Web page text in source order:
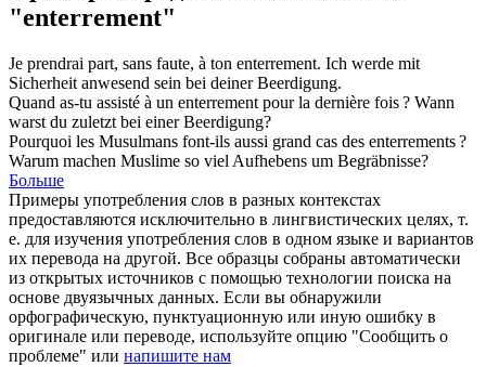
"enterrement"
Je prendrai part, sans faute, à ton enterrement. Ich werde mit
Sicherheit anwesend sein bei deinerBeerdigung.
Quand as-tu assisté à un enterrement pour la dernière fois ? Wann
warst du zuletzt bei einerBeerdigung?
Pourquoi les Musulmans font-ils aussi grand cas des enterrements?
Warum machen Muslime so viel Aufhebens um Begräbnisse?
Больше
Примеры употребления слов в разных контекстах
предоставляются исключительно в лингвистических целях, т.
е. для изучения употребления слов в одном языке и вариантов
их перевода на другой. Все образцы собраны автоматически
из открытых источников с помощью технологии поиска на
основе двуязычных данных. Если вы обнаружили
орфографическую, пунктуационную или иную ошибку в
оригинале или переводе, используйте опцию "Сообщить о
проблеме" или напишите нам